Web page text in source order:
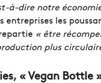
à-dire notre
entreprises les
« être
plus
« Vegan Bottle